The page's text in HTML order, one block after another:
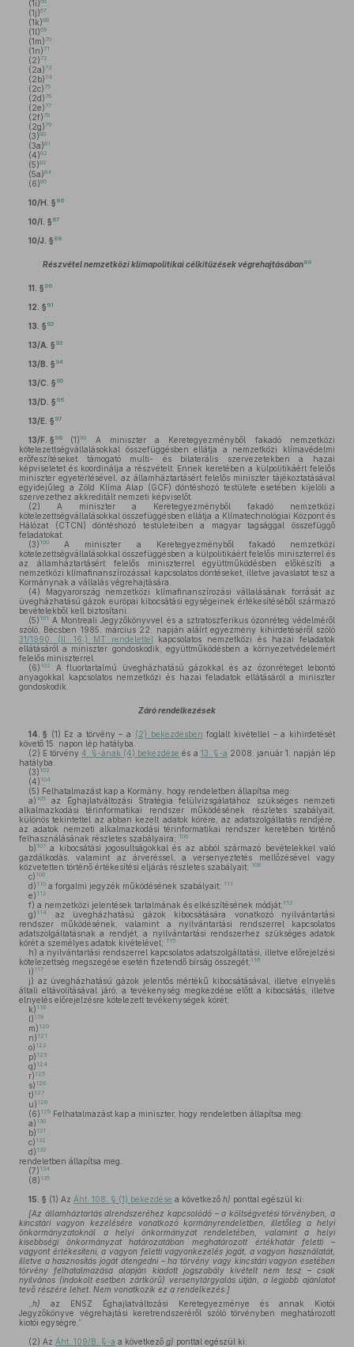
(1i)
(1j)67
(1k)68
(1l)69
(1m)70
(1n)71
(2)72
(2a)73
(2b)74
(2c)75
(2d)76
(2e)77
(2f)78
(2g)79
(3)80
(3a)81
(4)82
(5)83
(5a)84
(6)85
10/H. § 86
10/I. § 87
10/J. § 88
Részvétel nemzetközi klímapolitikai célkitűzések végrehajtásában89
11. § 90
12. § 91
13. § 92
13/A. § 93
13/B. § 94
13/C. § 95
13/D. § 96
13/E. § 97
13/F. § 98 (1)99
A miniszter a Keretegyezményből fakadó nemzetközi
kötelezettségvállalásokkal összefüggésben ellátja a nemzetközi klímavédelmi
erőfeszítéseket támogató multi- és bilaterális szervezetekben a hazai
képviseletet és koordinálja a részvételt. Ennek keretében a külpolitikáért felelős
miniszter egyetértésével, az államháztartásért felelős miniszter tájékoztatásával
egyidejűleg a Zöld Klíma Alap (GCF) döntéshozó testülete esetében kijelöli a
szervezethez akkreditált nemzeti képviselőt.
(2) A miniszter a Keretegyezményből fakadó nemzetközi
kötelezettségvállalásokkal összefüggésben ellátja a Klímatechnológiai Központ és
Hálózat (CTCN) döntéshozó testületeiben a magyar tagsággal összefüggő
feladatokat.
(3) 100
A miniszter a Keretegyezményből fakadó nemzetközi
kötelezettségvállalásokkal összefüggésben a külpolitikáért felelős miniszterrel és
az államháztartásért felelős miniszterrel együttműködésben előkészíti a
nemzetközi klímafinanszírozással kapcsolatos döntéseket, illetve javaslatot tesz a
Kormánynak a vállalás végrehajtására.
(4) Magyarország nemzetközi klímafinanszírozási vállalásának forrását az
üvegházhatású gázok európai kibocsátási egységeinek értékesítéséből származó
bevételekből kell biztosítani.
(5) 101 A Montreali Jegyzőkönyvvel és a sztratoszferikus ózonréteg védelméről
szóló, Bécsben 1985. március 22. napján aláírt egyezmény kihirdetéséről szóló
31/1990. (II. 16.) MT rendelettel kapcsolatos nemzetközi és hazai feladatok
ellátásáról a miniszter gondoskodik, együttműködésben a környezetvédelemért
felelős miniszterrel.
(6) 102
A fluortartalmú üvegházhatású gázokkal és az ózonréteget lebontó
anyagokkal kapcsolatos nemzetközi és hazai feladatok ellátásáról a miniszter
gondoskodik.
Záró rendelkezések
14. § (1) Ez a törvény – a (2) bekezdésben foglalt kivétellel – a kihirdetését
követő 15. napon lép hatályba.
(2) E törvény4. §-ának (4) bekezdése és a 13. §-a 2008. január 1. napján lép
hatályba.
(3) 103
(4) 104
(5) Felhatalmazást kap a Kormány, hogy rendeletben állapítsa meg:
a) 105
az Éghajlatváltozási Stratégia felülvizsgálatához szükséges nemzeti
alkalmazkodási térinformatikai rendszer működésének részletes szabályait,
különös tekintettel az abban kezelt adatok körére, az adatszolgáltatás rendjére,
az adatok nemzeti alkalmazkodási térinformatikai rendszer keretében történő
felhasználásának részletes szabályaira; 106
b) 107 a kibocsátási jogosultságokkal és az abból származó bevételekkel való
gazdálkodás, valamint az árveréssel, a versenyeztetés mellőzésével vagy
közvetetten történő értékesítési eljárás részletes szabályait; 108
c) 109
d) 110 a forgalmi jegyzék működésének szabályait; 111
e) 112
f) a nemzetközi jelentések tartalmának és elkészítésének módját; 113
g) 114
az üvegházhatású gázok kibocsátására vonatkozó nyilvántartási
rendszer működésének, valamint a nyilvántartási rendszerrel kapcsolatos
adatszolgáltatásnak a rendjét, a nyilvántartási rendszerhez szükséges adatok
körét a személyes adatok kivételével; 115
h) a nyilvántartási rendszerrel kapcsolatos adatszolgáltatási, illetve előrejelzési
kötelezettség megszegése esetén fizetendő bírság összegét; 116
i) 117
j) az üvegházhatású gázok jelentős mértékű kibocsátásával, illetve elnyelés
általi eltávolításával járó, a tevékenység megkezdése előtt a kibocsátás, illetve
elnyelés előrejelzésre kötelezett tevékenységek körét;
k) 118
l) 119
m) 120
n) 121
o) 122
p) 123
q) 124
r) 125
s) 126
t) 127
u) 128
(6) 129 Felhatalmazást kap a miniszter, hogy rendeletben állapítsa meg:
a) 130
b) 131
c) 132
d) 133
rendeletben állapítsa meg.
(7) 134
(8) 135
15. § (1) Az Áht. 108. § (1) bekezdése a következő h) ponttal egészül ki:
[Az államháztartás alrendszeréhez kapcsolódó – a költségvetési törvényben, a
kincstári vagyon kezelésére vonatkozó kormányrendeletben, illetőleg a helyi
önkormányzatoknál a helyi önkormányzat rendeletében, valamint a helyi
kisebbségi önkormányzat határozatában meghatározott értékhatár feletti –
vagyont értékesíteni, a vagyon feletti vagyonkezelés jogát, a vagyon használatát,
illetve a hasznosítás jogát átengedni – ha törvény vagy kincstári vagyon esetében
törvény felhatalmazása alapján kiadott jogszabály kivételt nem tesz – csak
nyilvános (indokolt esetben zártkörű) versenytárgyalás útján, a legjobb ajánlatot
tevő részére lehet. Nem vonatkozik ez a rendelkezés:]
h) az ENSZ Éghajlatváltozási Keretegyezménye és annak Kiotói
Jegyzőkönyve végrehajtási keretrendszeréről szóló törvényben meghatározott
kiotói egységre.”
(2) Az Áht. 109/B. §-a a következő g) ponttal egészül ki: